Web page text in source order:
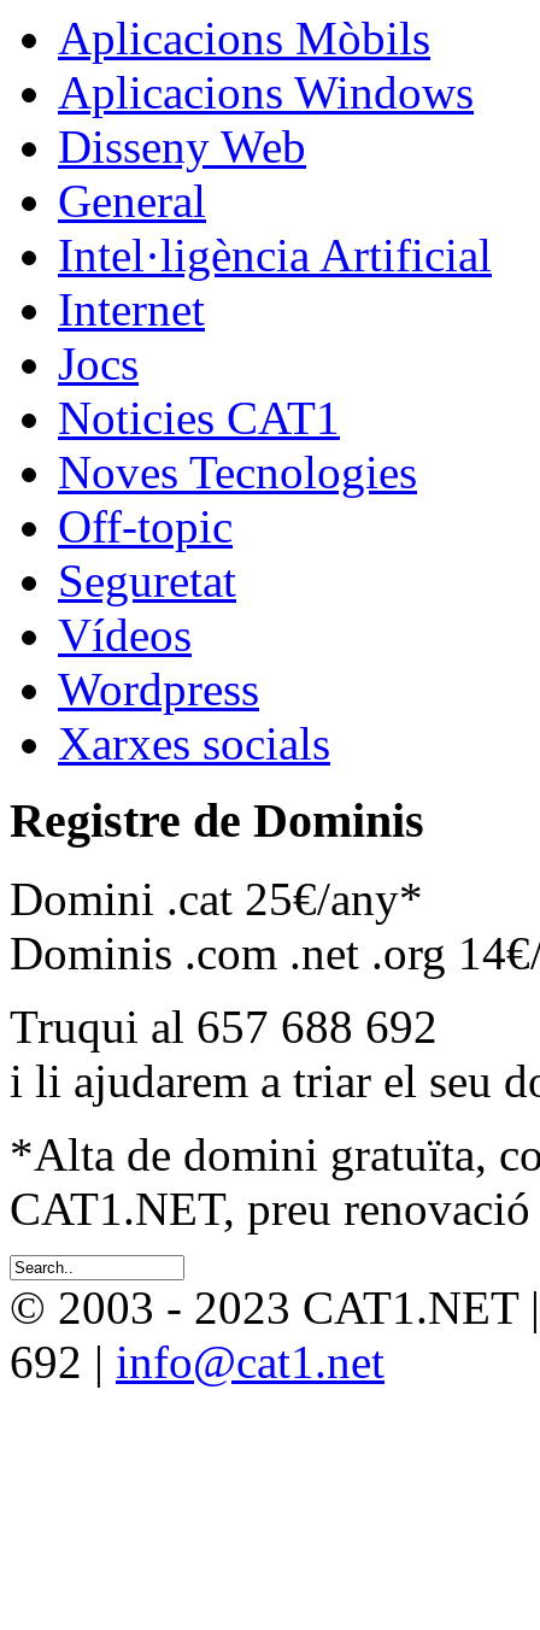
Aplicacions Mòbils
Aplicacions Windows
Disseny Web
General
Intel·ligència Artificial
Internet
Jocs
Noticies CAT1
Noves Tecnologies
Off-topic
Seguretat
Vídeos
Wordpress
Xarxes socials
Registre de Dominis
Domini .cat 25€/any*
Dominis .com .net .org
Truqui al 657 688 692
i li ajudarem a triar el seu
*Alta de domini gratuïta,
CAT1.NET, preu
© 2003 - 2023 CAT1.NET
692 | info@cat1.net